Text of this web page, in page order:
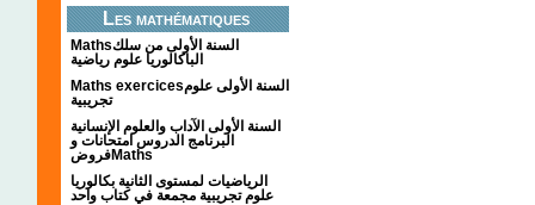
Les mathématiques
Mathsالسنة الأولى من سلك
الباكالوريا علوم رياضية
Maths exercicesالسنة الأولى علوم
تجريبية
السنة الأولى الآداب والعلوم الإنسانية
البرنامج الدروس امتحانات و
فروضMaths
الرياضيات لمستوى الثانية بكالوريا
علوم تجريبية مجمعة في كتاب واحد